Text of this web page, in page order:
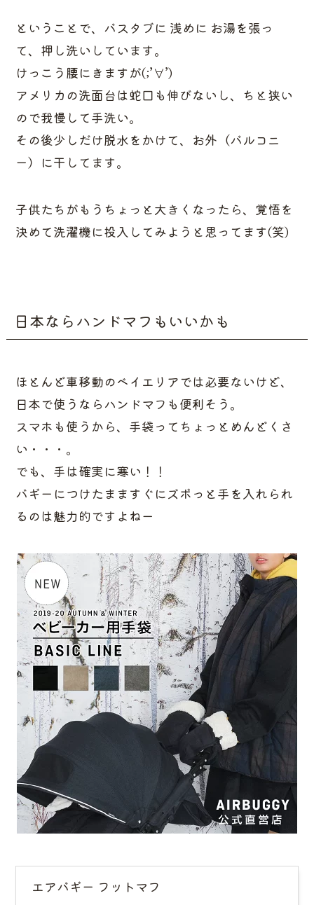
ということで、バスタブに 浅めに お湯を張っ
て、押し洗いしています。
けっこう腰にきますが(;’∀’)
アメリカの洗面台は蛇口も伸びないし、ちと狭い
ので我慢して手洗い。
その後少しだけ脱水をかけて、お外（バルコニ
ー）に干してます。
子供たちがもうちょっと大きくなったら、覚悟を
決めて洗濯機に投入してみようと思ってます(笑)
日本ならハンドマフもいいかも
ほとんど車移動のベイエリアでは必要ないけど、
日本で使うならハンドマフも便利そう。
スマホも使うから、手袋ってちょっとめんどくさ
い・・・。
でも、手は確実に寒い！！
バギーにつけたまますぐにズボっと手を入れられ
るのは魅力的ですよねー
エアバギー フットマフ